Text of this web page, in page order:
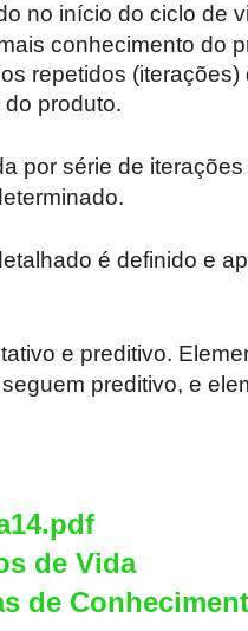
no início do ciclo de
conhecimento do
repetidos
produto.
por série de
é definido e
e preditivo.
preditivo, e
de Vida
de